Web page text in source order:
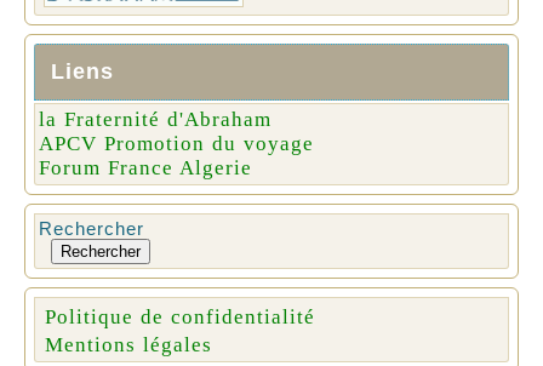
Liens
la Fraternité d'Abraham
APCV Promotion du voyage
Forum France Algerie
Rechercher
Rechercher
Politique de confidentialité
Mentions légales